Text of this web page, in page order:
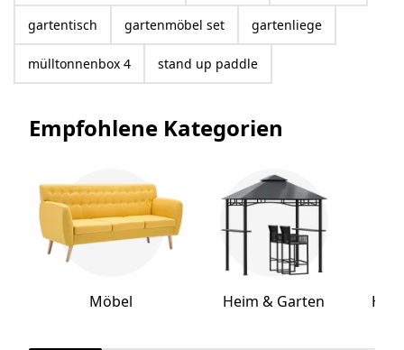
gartentisch gartenmöbel set gartenliege
mülltonnenbox 4 stand up paddle
Empfohlene Kategorien
Möbel Heim & Garten